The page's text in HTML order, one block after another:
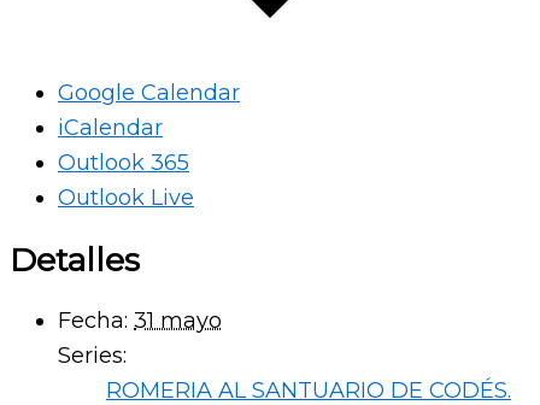
Google Calendar
iCalendar
Outlook 365
Outlook Live
Detalles
Fecha: 31 mayo
Series:
ROMERIA AL SANTUARIO DE CODÉS.